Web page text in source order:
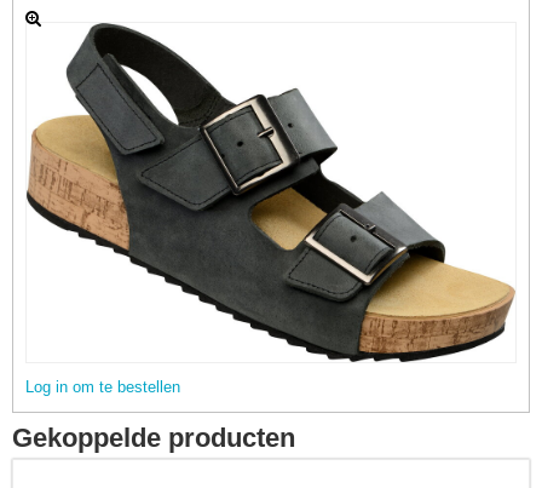
Log in om te bestellen
Gekoppelde producten